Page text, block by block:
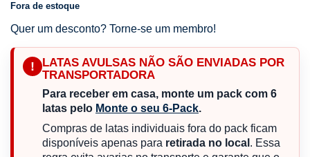
Fora de estoque
Quer um desconto? Torne-se um membro!
!
LATAS AVULSAS NÃO SÃO ENVIADAS POR
TRANSPORTADORA
Para receber em casa, monte um pack com 6
latas pelo Monte o seu 6-Pack.
Compras de latas individuais fora do pack ficam
disponíveis apenas para retirada no local . Essa